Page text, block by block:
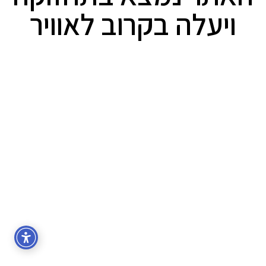
ויעלה בקרוב לאוויר